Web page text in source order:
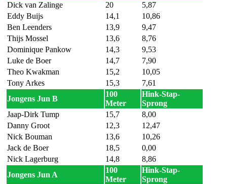
Dick van Zalinge
20
5,87
Eddy Buijs
14,1
10,86
Ben Leenders
13,9
9,47
Thijs Mossel
13,6
8,76
Dominique Pankow
14,3
9,53
Luke de Boer
14,7
7,90
Theo Kwakman
15,2
10,05
Tony Arkes
15,3
7,61
Jongens Jun B
100
Meter
Hink-Stap-
Sprong
Jaap-Dirk Tump
15,7
8,00
Danny Groot
12,3
12,47
Nick Bouman
13,6
10,26
Jack de Boer
18,5
0,00
Nick Lagerburg
14,8
8,86
Jongens Jun A
100
Meter
Hink-Stap-
Sprong